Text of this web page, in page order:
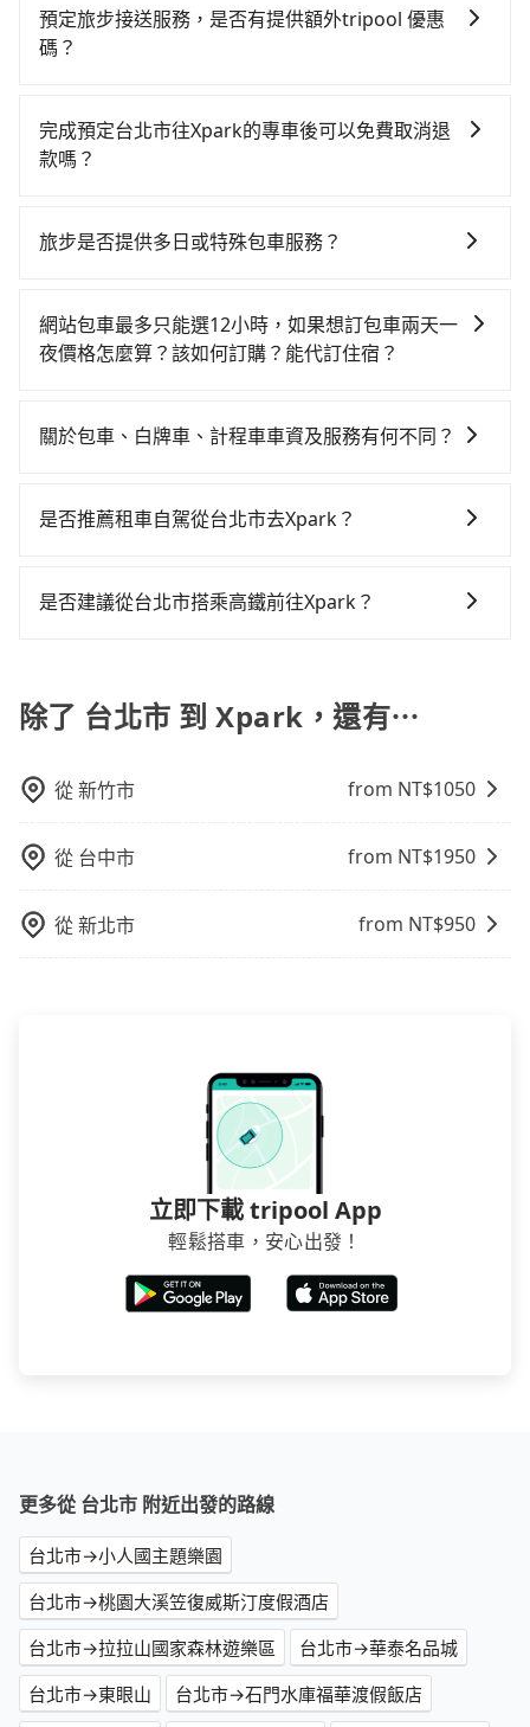
灣大車隊、Uber、Line Taxi、Yoxi等，如果在路邊攔不
到車，也可考慮打電話至附近的計程車隊，如國華衛星
專車服務可再更便宜。綜合以上，無論在價格或服務品
質上，tripool都是你從台北市到Xpark的最佳選擇。
預定旅步接送服務，是否有提供額外tripool 優惠
碼？
折優惠，只需在預定去程時勾選下方選項：「預定來
回，價錢更優惠」，即可獲取回程95折折價券，供您預
完成預定台北市往Xpark的專車後可以免費取消退
款嗎？
論任何理由，保證全額退費，且不收取任何手續費。
旅步是否提供多日或特殊包車服務？
專人回覆您。
網站包車最多只能選12小時，如果想訂包車兩天一
夜價格怎麼算？該如何訂購？能代訂住宿？
需要連續兩天的包車服務，可以在官網上分開預定兩天
關於包車、白牌車、計程車車資及服務有何不同？
明： 包車：可以依照個人行程需要靈活安排時間，價格
也會計算延遲費用，最終價格通常要下車時才知。價格
是否推薦租車自駕從台北市去Xpark？
對的時間彈性，在北北基桃竹有提供甲地乙還的iRent應
預估為$300~400，雖已將eTag和可能的每小時40元路
邊停車費用預估進去，但額外的汽車保險與可能的罰單
Toyota Yaris、Prius C、Vios這類乘坐體驗較差的車
座可供選擇，而且無人租車最令人詬病的就是車況，打
門仍未被修理，每一次租車都好像在開樂透一樣。另
外，偶爾也會遇到明明已經預約了時間但上一位用戶卻
地點仍有段距離，在遇到下雨天或者載行李時，就顯得
是否建議從台北市搭乘高鐵前往Xpark？
有72班次高鐵可搭乘。假設從台北市中正區步行或搭乘
公車前往台北高鐵站，接著在站內購買高鐵票、通過閘
再乘坐17~23分鐘（平均21分）的高鐵從台北站前往桃
據距離的遠近或者天候狀況，決定是步行一段路或者搭
乘公車抵達最終的目的地。全程加上轉車時間共51分
鐘，假設3位同行，高鐵加轉乘之平均每人花費為160
元。但如果全程使用tripool並到府專車接送，則每人平
旅程更舒適些。再者，如人數更多，預約tripool所平均
攤提下來的每人價格價格還會更便宜划算。如果你僅有
兩位乘車，也可參考tripool的拼車共乘服務，最多可再
節省50%的交通費用。
除了 台北市 到 Xpark，還有⋯
從新竹市 from NT$1050
從 台中市 from NT$1950
從新北市 from NT$950
立即下載 tripool App
輕鬆搭車，安心出發！
更多從 台北市 附近出發的路線
台北市→小人國主題樂園
台北市→桃園大溪笠復威斯汀度假酒店
台北市→拉拉山國家森林遊樂區
台北市→華泰名品城
台北市→東眼山
台北市→石門水庫福華渡假飯店